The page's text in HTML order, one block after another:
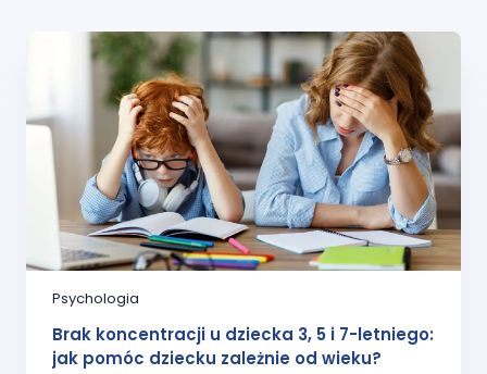
Psychologia
Brak koncentracji u dziecka 3, 5 i 7-letniego:
jak pomóc dziecku zależnie od wieku?